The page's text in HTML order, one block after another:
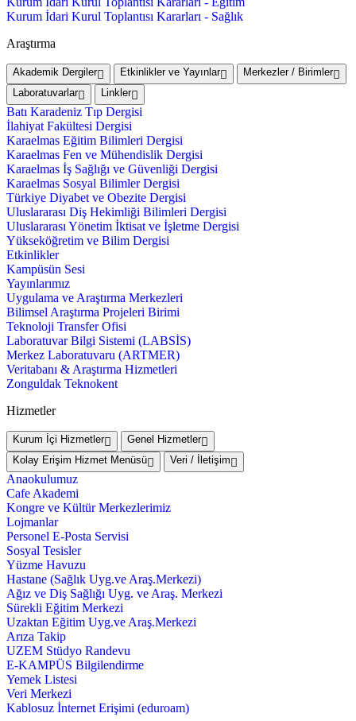
Kurum İdari Kurul Toplantısı Kararları - Sağlık
Araştırma
Akademik Dergiler Etkinlikler ve Yayınlar
Merkezler / Birimler
Laboratuvarlar
Linkler
Batı Karadeniz Tıp Dergisi
İlahiyat Fakültesi Dergisi
Karaelmas Eğitim Bilimleri Dergisi
Karaelmas Fen ve Mühendislik Dergisi
Karaelmas İş Sağlığı ve Güvenliği Dergisi
Karaelmas Sosyal Bilimler Dergisi
Türkiye Diyabet ve Obezite Dergisi
Uluslararası Diş Hekimliği Bilimleri Dergisi
Uluslararası Yönetim İktisat ve İşletme Dergisi
Yükseköğretim ve Bilim Dergisi
Etkinlikler
Kampüsün Sesi
Yayınlarımız
Uygulama ve Araştırma Merkezleri
Bilimsel Araştırma Projeleri Birimi
Teknoloji Transfer Ofisi
Laboratuvar Bilgi Sistemi (LABSİS)
Merkez Laboratuvaru (ARTMER)
Veritabanı & Araştırma Hizmetleri
Zonguldak Teknokent
Hizmetler
Kurum İçi Hizmetler
Genel Hizmetler
Kolay Erişim Hizmet Menüsü
Veri / İletişim
Anaokulumuz
Cafe Akademi
Kongre ve Kültür Merkezlerimiz
Lojmanlar
Personel E-Posta Servisi
Sosyal Tesisler
Yüzme Havuzu
Hastane (Sağlık Uyg.ve Araş.Merkezi)
Ağız ve Diş Sağlığı Uyg. ve Araş. Merkezi
Sürekli Eğitim Merkezi
Uzaktan Eğitim Uyg.ve Araş.Merkezi
Arıza Takip
UZEM Stüdyo Randevu
E-KAMPÜS Bilgilendirme
Yemek Listesi
Veri Merkezi
Kablosuz İnternet Erişimi (eduroam)